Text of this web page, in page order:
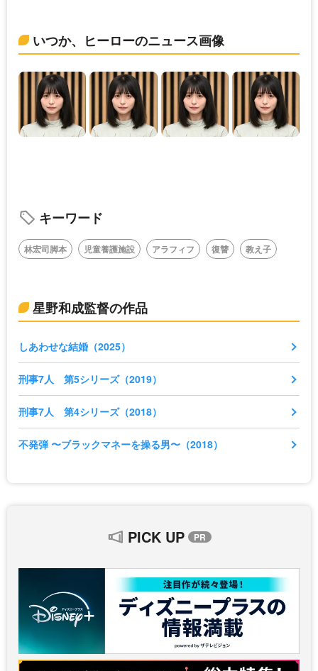
いつか、ヒーローのニュース画像
キーワード
林宏司脚本 児童養護施設 アラフィフ 復讐 教え子
星野和成監督の作品
しあわせな結婚（2025）
刑事7人 第5シリーズ（2019）
刑事7人 第4シリーズ（2018）
不発弾 〜ブラックマネーを操る男〜（2018）
PICK UP